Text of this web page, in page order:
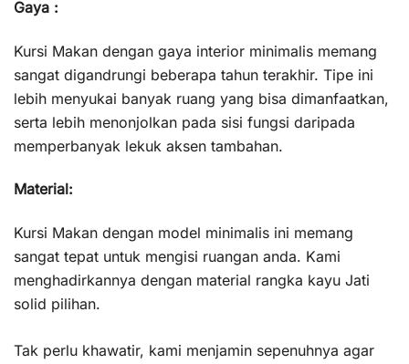
Gaya :
Kursi Makan dengan gaya interior minimalis memang
sangat digandrungi beberapa tahun terakhir. Tipe ini
lebih menyukai banyak ruang yang bisa dimanfaatkan,
serta lebih menonjolkan pada sisi fungsi daripada
memperbanyak lekuk aksen tambahan.
Material:
Kursi Makan dengan model minimalis ini memang
sangat tepat untuk mengisi ruangan anda. Kami
menghadirkannya dengan material rangka kayu Jati
solid pilihan.
Tak perlu khawatir, kami menjamin sepenuhnya agar